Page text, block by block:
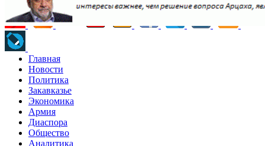
Главная
Новости
Политика
Закавказье
Экономика
Армия
Диаспора
Общество
Аналитика